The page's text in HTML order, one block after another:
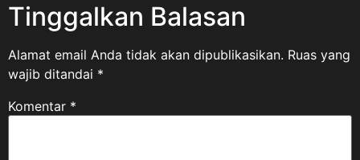
Tinggalkan Balasan
Alamat email Anda tidak akan dipublikasikan. Ruas yang
wajib ditandai *
Komentar *